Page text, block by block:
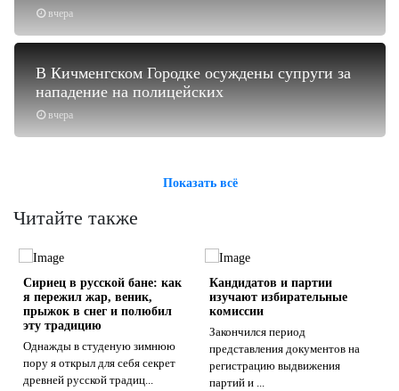
вчера
вчера
В Кичменгском Городке осуждены супруги за
нападение на полицейских
Показать всё
Читайте также
Сириец в русской бане: как
я пережил жар, веник,
прыжок в снег и полюбил
эту традицию
Однажды в студеную зимнюю
пору я открыл для себя секрет
древней русской традиц...
Кандидатов и партии
изучают избирательные
комиссии
Закончился период
представления документов на
регистрацию выдвижения
партий и ...